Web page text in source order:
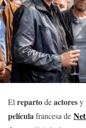
El repartodeactoresy
películafrancesa de